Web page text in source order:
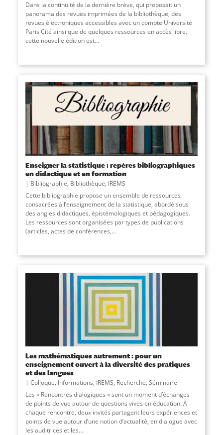
Dans la continuité de la dernière brève, qui proposait un
panorama des revues imprimées de la bibliothèque, des
revues électroniques accessibles avec un compte Université
Paris Cité ainsi que de quelques ressources en accès libre,
cette nouvelle édition est...
Enseigner la statistique : repères bibliographiques
en didactique et en formation
Bibliographie, Bibliothèque, IREMS
Cette bibliographie propose un ensemble de ressources
consacrées à l’enseignement de la statistique, abordé sous
des angles didactiques, épistémologiques et pédagogiques.
Les ressources sont organisées par types de publications
(articles, actes de conférences,...
Les mathématiques autrement : pour un
enseignement ouvert à la diversité des pratiques
et des langues
Colloque, Informations, IREMS, Recherche, Séminaire
Les « Rencontres dialogiques » sont un moment d’échanges
de points de vue autour de questions vives en éducation. À
chaque rencontre, deux invités partagent leurs expériences et
points de vue autour d’une notion d’actualité, en dialogue avec
les auditrices et les...